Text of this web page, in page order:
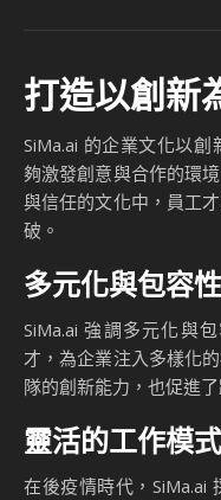
打造以創新
SiMa.ai 的企業文化以
夠激發創意與合作的環
與信任的文化中，員工
破。
多元化與包容性
SiMa.ai 強調多元化與
才，為企業注入多樣化
隊的創新能力，也促進
靈活的工作模式
在後疫情時代，SiMa.ai